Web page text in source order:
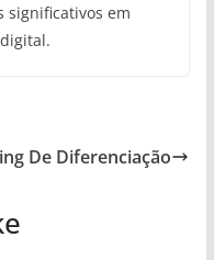
significativos em
De Diferenciação